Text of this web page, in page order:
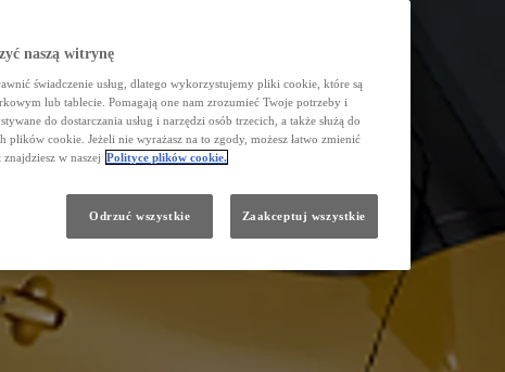
naszą witrynę
świadczenie usług, dlatego wykorzystujemy pliki cookie, które są
lub tablecie. Pomagają one nam zrozumieć Twoje potrzeby i
do dostarczania usług i narzędzi osób trzecich, a także służą do
cookie. Jeżeli nie wyrażasz na to zgody, możesz łatwo zmienić
w naszej Polityce plików cookie.
Odrzuć wszystkie Zaakceptuj wszystkie